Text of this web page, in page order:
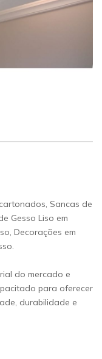
Sancas de
Gesso Liso em
Decorações em
do mercado e
para oferecer
durabilidade e